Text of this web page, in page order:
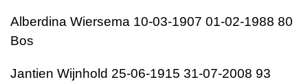
Alberdina Wiersema 10-03-1907 01-02-1988 80
Bos
Jantien Wijnhold 25-06-1915 31-07-2008 93